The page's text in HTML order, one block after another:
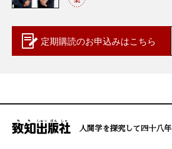
定期購読のお申込みはこちら
人間学を探究して四十八年